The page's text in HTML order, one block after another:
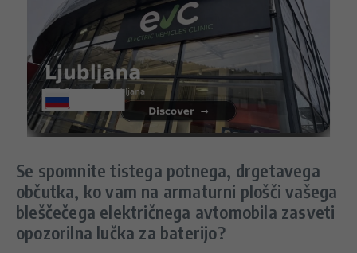
Se spomnite tistega potnega, drgetavega
občutka, ko vam na armaturni plošči vašega
bleščečega električnega avtomobila zasveti
opozorilna lučka za baterijo?